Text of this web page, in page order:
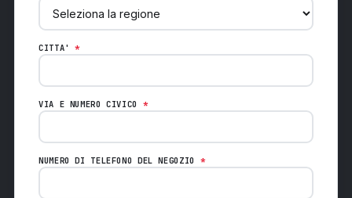
CITTA'*
VIA E NUMERO CIVICO *
NUMERO DI TELEFONO DEL NEGOZIO *